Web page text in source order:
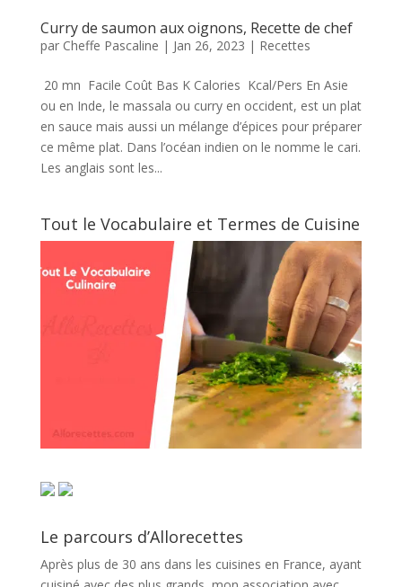
Curry de saumon aux oignons, Recette de chef
par Cheffe Pascaline | Jan 26, 2023 | Recettes
20 mn Facile Coût Bas K Calories Kcal/Pers En Asie
ou en Inde, le massala ou curry en occident, est un plat
en sauce mais aussi un mélange d’épices pour préparer
ce même plat. Dans l’océan indien on le nomme le cari.
Les anglais sont les...
Tout le Vocabulaire et Termes de Cuisine
Le parcours d’Allorecettes
Après plus de 30 ans dans les cuisines en France, ayant